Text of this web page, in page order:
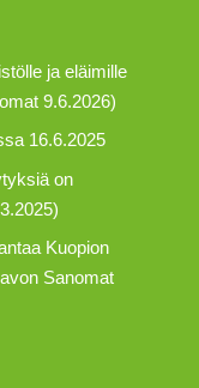
ja eläimille
9.6.2026)
16.6.2025
on
Kuopion
Sanomat